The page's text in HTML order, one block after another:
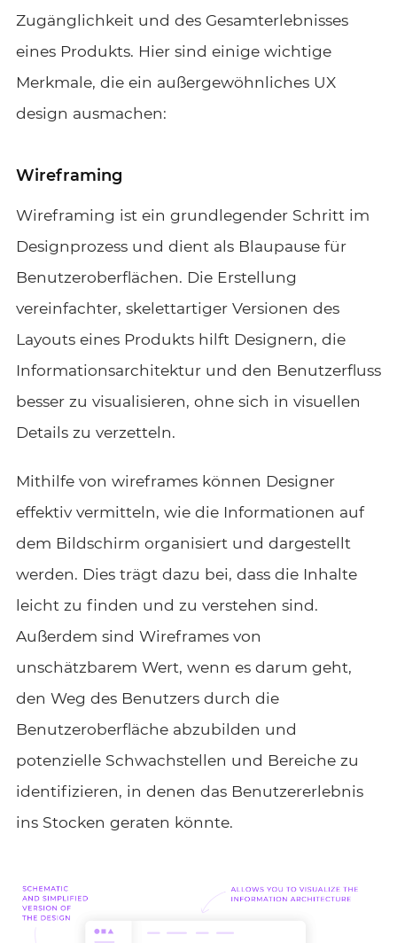
Zugänglichkeit und des Gesamterlebnisses
eines Produkts. Hier sind einige wichtige
Merkmale, die ein außergewöhnliches UX
design ausmachen:
Wireframing
Wireframing ist ein grundlegender Schritt im
Designprozess und dient als Blaupause für
Benutzeroberflächen. Die Erstellung
vereinfachter, skelettartiger Versionen des
Layouts eines Produkts hilft Designern, die
Informationsarchitektur und den Benutzerfluss
besser zu visualisieren, ohne sich in visuellen
Details zu verzetteln.
Mithilfe von wireframes können Designer
effektiv vermitteln, wie die Informationen auf
dem Bildschirm organisiert und dargestellt
werden. Dies trägt dazu bei, dass die Inhalte
leicht zu finden und zu verstehen sind.
Außerdem sind Wireframes von
unschätzbarem Wert, wenn es darum geht,
den Weg des Benutzers durch die
Benutzeroberfläche abzubilden und
potenzielle Schwachstellen und Bereiche zu
identifizieren, in denen das Benutzererlebnis
ins Stocken geraten könnte.